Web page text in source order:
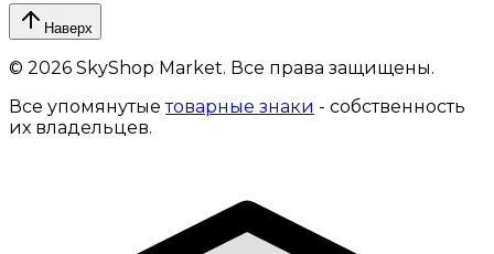
Наверх
© 2026 SkyShop Market. Все права защищены.
Все упомянутые товарные знаки - собственность
их владельцев.